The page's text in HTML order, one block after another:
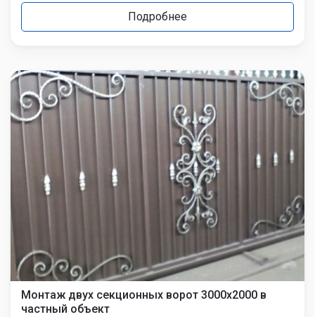
Подробнее
Монтаж двух секционных ворот 3000х2000 в
частный объект